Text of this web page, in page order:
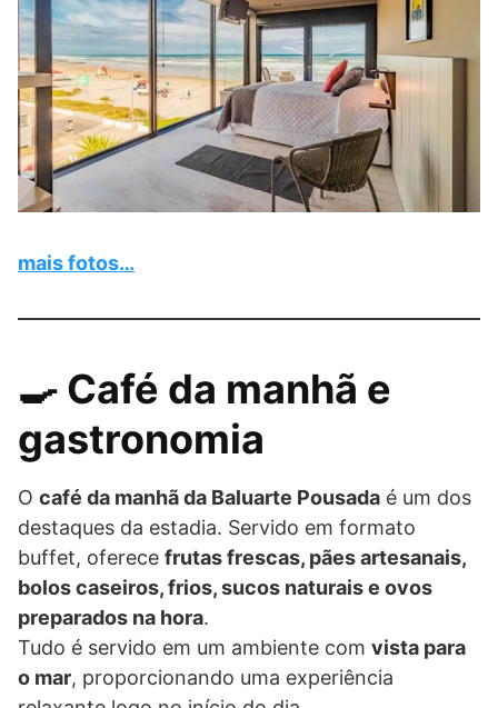
mais fotos…
🍳 Café da manhã e
gastronomia
O café da manhã da Baluarte Pousada é um dos
destaques da estadia. Servido em formato
buffet, oferece frutas frescas, pães artesanais,
bolos caseiros, frios, sucos naturais e ovos
preparados na hora.
Tudo é servido em um ambiente com vista para
o mar, proporcionando uma experiência